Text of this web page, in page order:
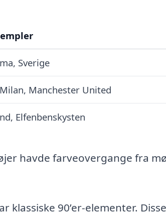
Sverige
Manchester United
Elfenbenskysten
havde farveovergange fra
90’er-elementer. Disse